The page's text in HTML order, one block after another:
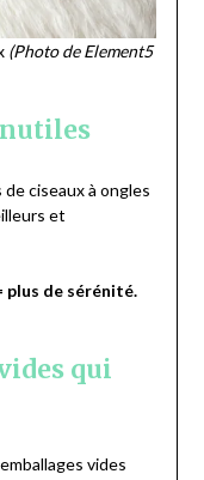
(Photo de Element5
ciseaux à ongles
et
plus de sérénité.
qui
vides